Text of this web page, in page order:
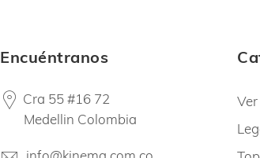
Encuéntranos
Cra 55 #16 72
Medellin Colombia